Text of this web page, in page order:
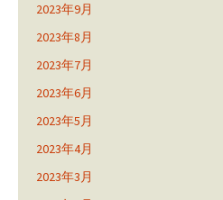
2023年9月
2023年8月
2023年7月
2023年6月
2023年5月
2023年4月
2023年3月